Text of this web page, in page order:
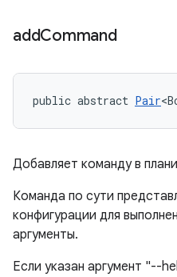
addCommand
public abstract Pair
Добавляет команду в
Команда по сути
конфигурации для
аргументы.
Если указан аргумент "--